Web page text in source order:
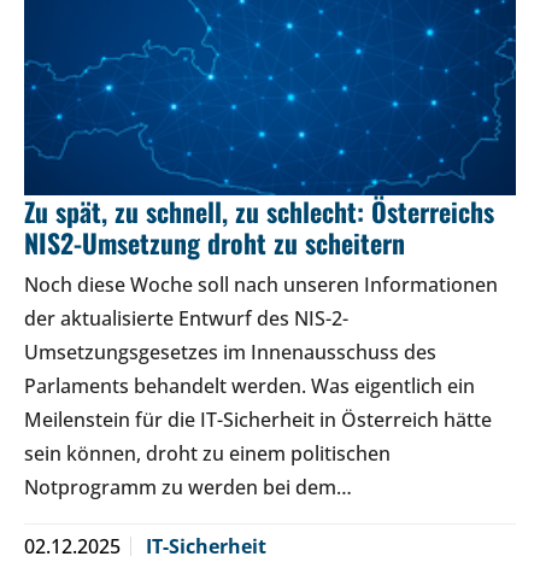
Zu spät, zu schnell, zu schlecht: Österreichs
NIS2-Umsetzung droht zu scheitern
Noch diese Woche soll nach unseren Informationen
der aktualisierte Entwurf des NIS-2-
Umsetzungsgesetzes im Innenausschuss des
Parlaments behandelt werden. Was eigentlich ein
Meilenstein für die IT-Sicherheit in Österreich hätte
sein können, droht zu einem politischen
Notprogramm zu werden bei dem…
02.12.2025 IT-Sicherheit